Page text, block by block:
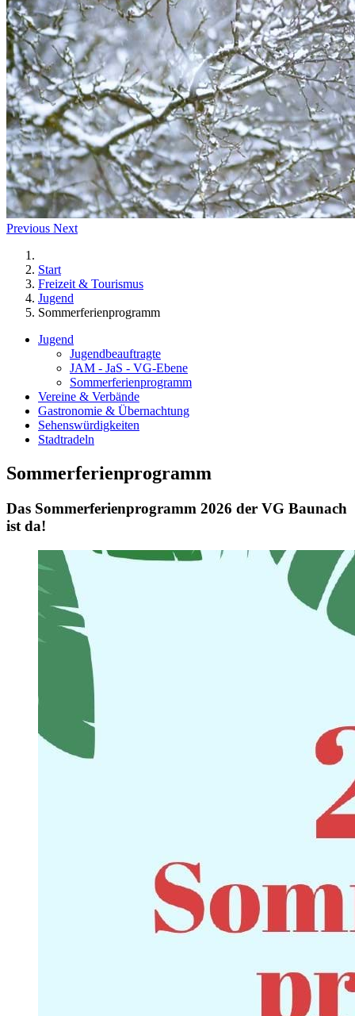
Previous Next
Start
Freizeit & Tourismus
Jugend
Sommerferienprogramm
Jugend
Jugendbeauftragte
JAM - JaS - VG-Ebene
Sommerferienprogramm
Vereine & Verbände
Gastronomie & Übernachtung
Sehenswürdigkeiten
Stadtradeln
Sommerferienprogramm
Das Sommerferienprogramm 2026 der VG Baunach
ist da!